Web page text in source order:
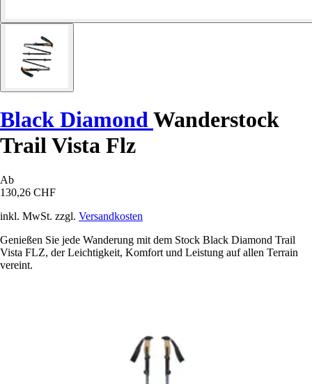
Black DiamondWanderstock
Trail Vista Flz
Ab
130,26 CHF
inkl. MwSt. zzgl. Versandkosten
Genießen Sie jede Wanderung mit dem Stock Black Diamond Trail
Vista FLZ, der Leichtigkeit, Komfort und Leistung auf allen Terrain
vereint.